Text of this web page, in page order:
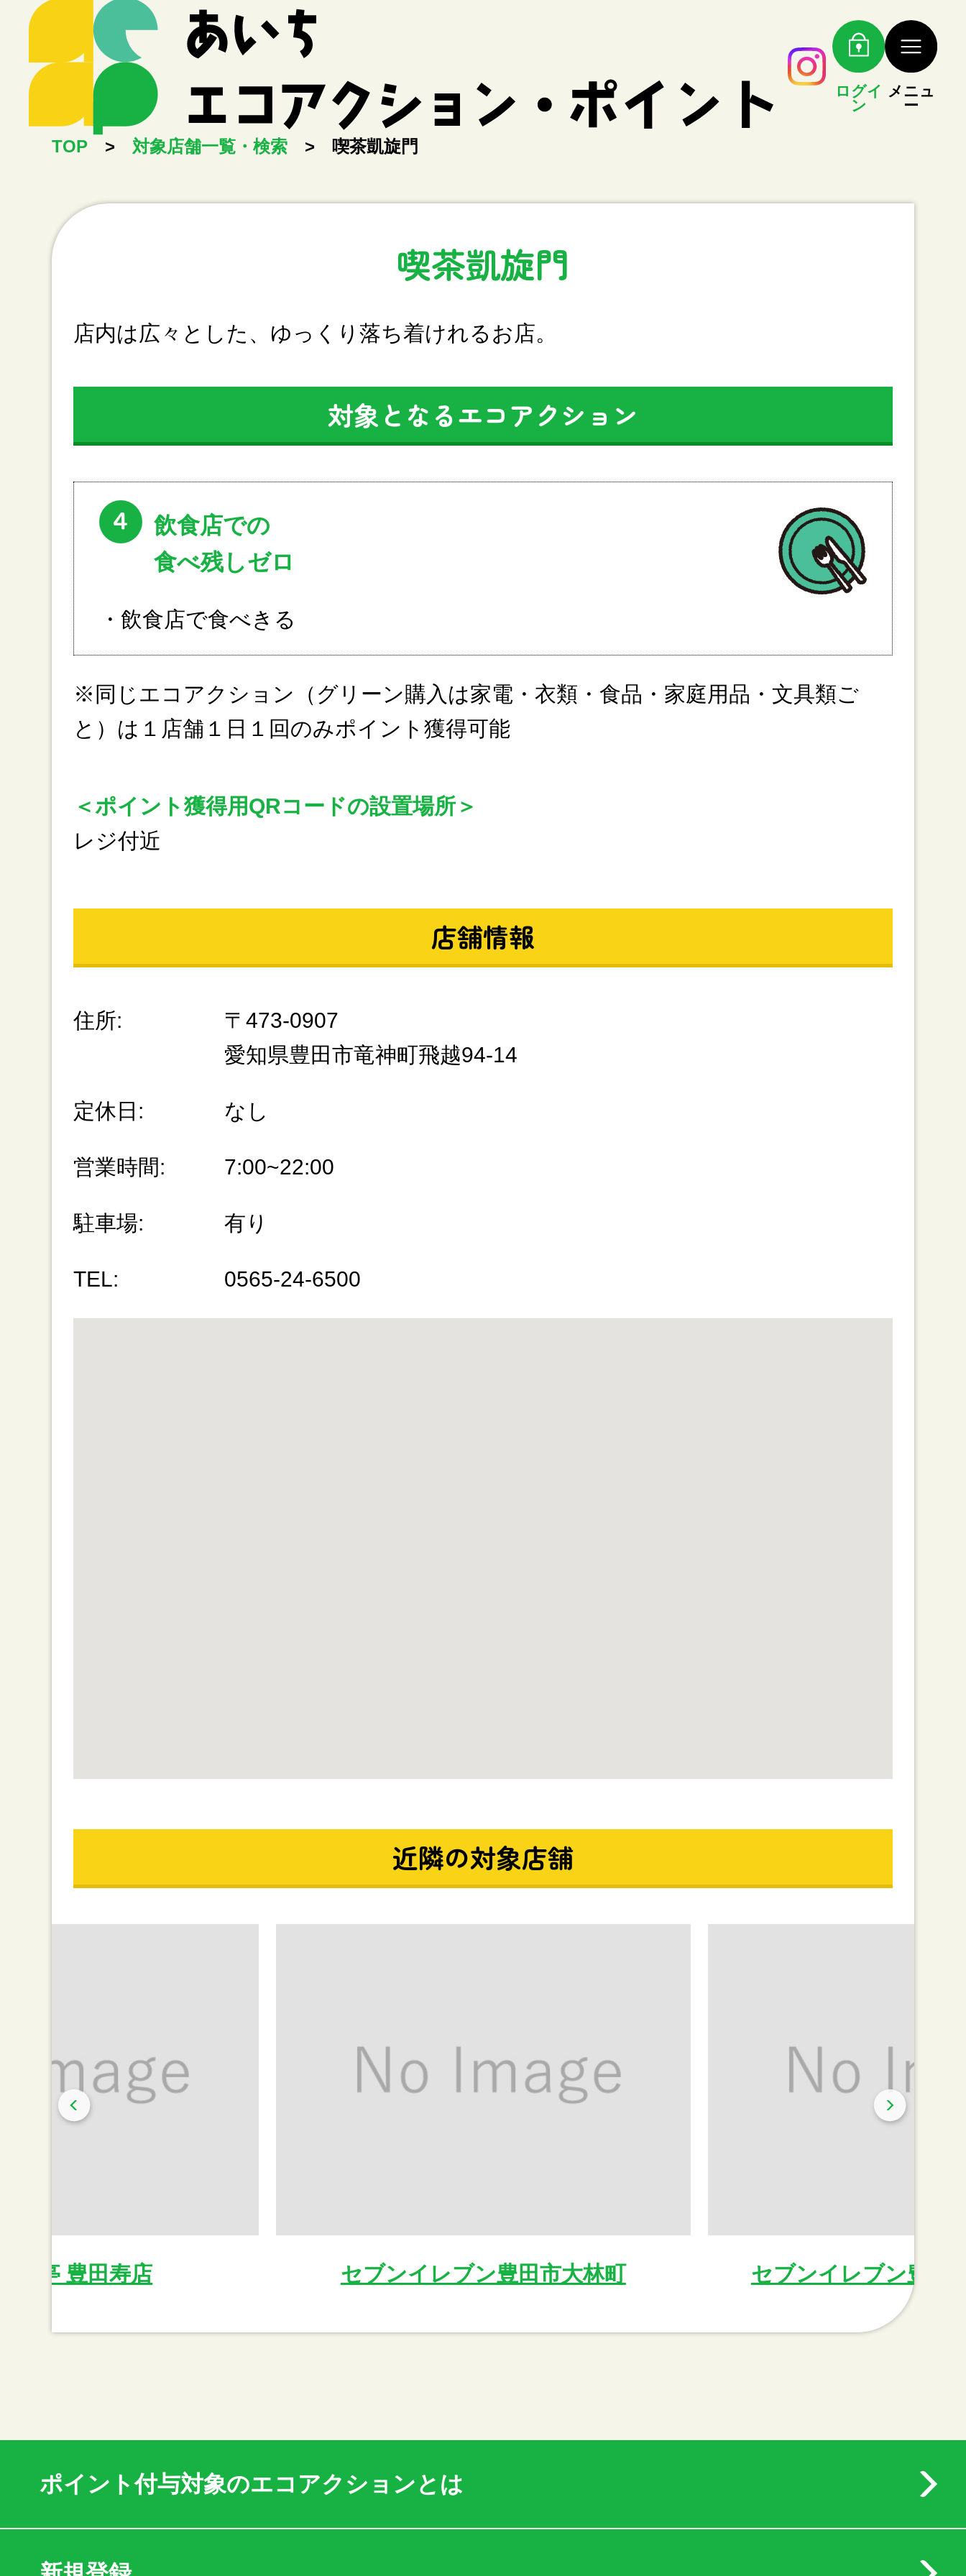
ログイ
ン
メニュ
ー
TOP > 対象店舗一覧・検索 > 喫茶凱旋門
喫茶凱旋門
店内は広々とした、ゆっくり落ち着けれるお店。
対象となるエコアクション
4
飲食店での
食べ残しゼロ
・飲食店で食べきる
※同じエコアクション（グリーン購入は家電・衣類・食品・家庭用品・文具類ご
と）は１店舗１日１回のみポイント獲得可能
＜ポイント獲得用QRコードの設置場所＞
レジ付近
店舗情報
住所:
〒473-0907
愛知県豊田市竜神町飛越94-14
定休日: なし
営業時間: 7:00~22:00
駐車場: 有り
TEL: 0565-24-6500
近隣の対象店舗
き亭 豊田寿店 セブンイレブン豊田市大林町 セブンイレブン豊田
ポイント付与対象のエコアクションとは